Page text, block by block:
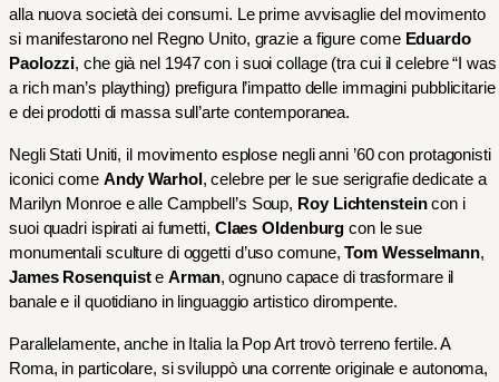
alla nuova società dei consumi. Le prime avvisaglie del movimento
si manifestarono nel Regno Unito, grazie a figure come Eduardo
Paolozzi, che già nel 1947 con i suoi collage (tra cui il celebre “I was
a rich man’s plaything) prefigura l’impatto delle immagini pubblicitarie
e dei prodotti di massa sull’arte contemporanea.
Negli Stati Uniti, il movimento esplose negli anni ’60 con protagonisti
iconici come Andy Warhol , celebre per le sue serigrafie dedicate a
Marilyn Monroe e alle Campbell’s Soup, Roy Lichtenstein con i
suoi quadri ispirati ai fumetti, Claes Oldenburg con le sue
monumentali sculture di oggetti d’uso comune, Tom Wesselmann
James Rosenquist e Arman, ognuno capace di trasformare il
banale e il quotidiano in linguaggio artistico dirompente.
Parallelamente, anche in Italia la Pop Art trovò terreno fertile. A
Roma, in particolare, si sviluppò una corrente originale e autonoma,